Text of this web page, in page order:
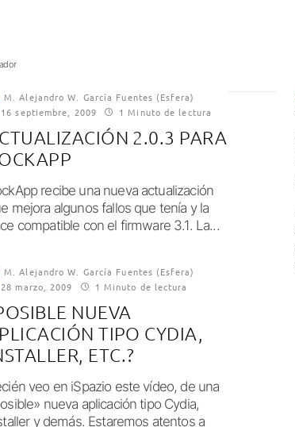
M. Alejandro W. García Fuentes (Esfera)
16 septiembre, 2009
1 Minuto de lectura
2.0.3 PARA
recibe una nueva actualización
mejora algunos fallos que tenía y la
compatible con el firmware 3.1. La...
M. Alejandro W. García Fuentes (Esfera)
28 marzo, 2009
1 Minuto de lectura
NUEVA
TIPO CYDIA,
ETC.?
veo en iSpazio este vídeo, de una
nueva aplicación tipo Cydia,
y demás. Estaremos atentos a